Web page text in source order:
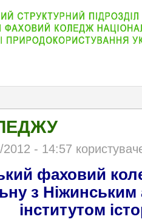
- 14:57
фаховий
з Ніжинським
інститутом